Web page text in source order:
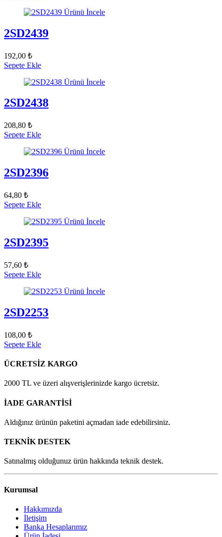
Ürünü İncele
2SD2439
192,00 ₺
Sepete Ekle
Ürünü İncele
2SD2438
208,80 ₺
Sepete Ekle
Ürünü İncele
2SD2396
64,80 ₺
Sepete Ekle
Ürünü İncele
2SD2395
57,60 ₺
Sepete Ekle
Ürünü İncele
2SD2253
108,00 ₺
Sepete Ekle
ÜCRETSİZ KARGO
2000 TL ve üzeri alışverişlerinizde kargo ücretsiz.
İADE GARANTİSİ
Aldığınız ürünün paketini açmadan iade edebilirsiniz.
TEKNİK DESTEK
Satınalmış olduğunuz ürün hakkında teknik destek.
Kurumsal
Hakkımızda
İletişim
Banka Hesaplarımız